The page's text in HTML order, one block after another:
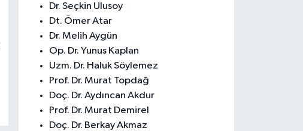
Dr. Seçkin Ulusoy
Dt. Ömer Atar
Dr. Melih Aygün
Op. Dr. Yunus Kaplan
Uzm. Dr. Haluk Söylemez
Prof. Dr. Murat Topdağ
Doç. Dr. Aydıncan Akdur
Prof. Dr. Murat Demirel
Doç. Dr. Berkay Akmaz